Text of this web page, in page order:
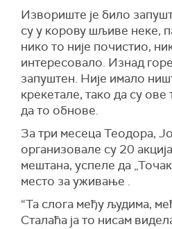
Извориште је било
су у корову шљиве неке,
нико то није почистио,
интересовало. Изнад
запуштен. Није имало
крекетале, тако да су
да то обнове.
За три месеца Теодора,
организовале су 20
мештана, успеле да
место за уживање .
“Та слога међу људима,
Сталаћа ја то нисам